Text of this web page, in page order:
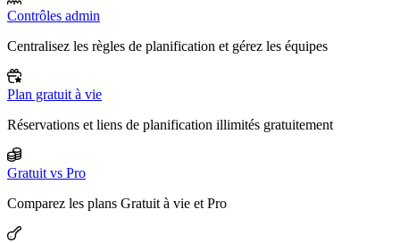
Contrôles admin
Centralisez les règles de planification et gérez les équipes
Plan gratuit à vie
Réservations et liens de planification illimités gratuitement
Gratuit vs Pro
Comparez les plans Gratuit à vie et Pro